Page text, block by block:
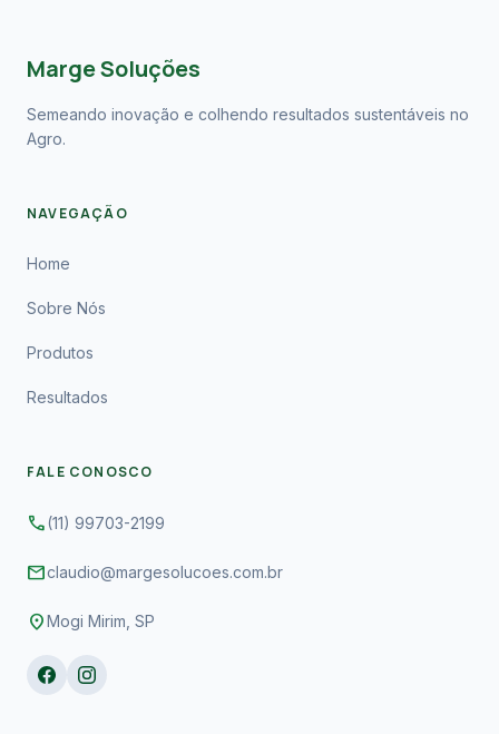
Marge Soluções
Semeando inovação e colhendo resultados sustentáveis no
Agro.
NAVEGAÇÃO
Home
Sobre Nós
Produtos
Resultados
FALE CONOSCO
phone(11) 99703-2199
mailclaudio@margesolucoes.com.br
location_onMogi Mirim, SP